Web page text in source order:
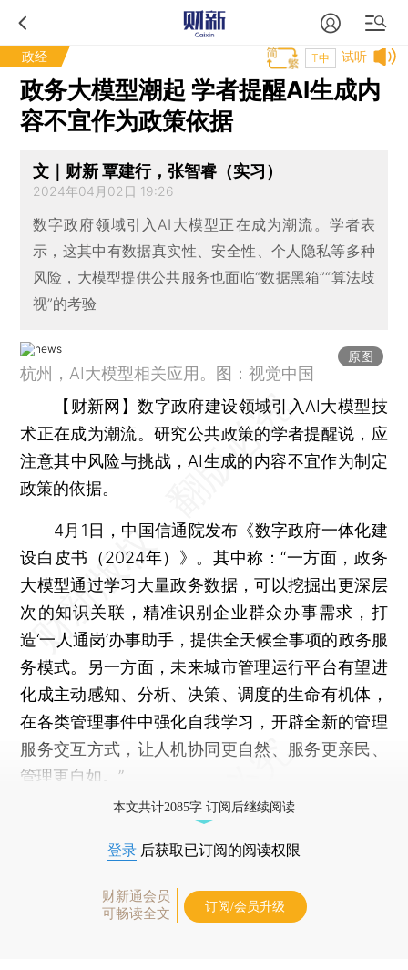
政经 试听
T中
政务大模型潮起 学者提醒AI生成内
容不宜作为政策依据
文｜财新 覃建行，张智睿（实习）
2024年04月02日 19:26
数字政府领域引入AI大模型正在成为潮流。学者表
示，这其中有数据真实性、安全性、个人隐私等多种
风险，大模型提供公共服务也面临“数据黑箱”“算法歧
视”的考验
原图
杭州，AI大模型相关应用。图：视觉中国
【财新网】数字政府建设领域引入AI大模型技
术正在成为潮流。研究公共政策的学者提醒说，应
注意其中风险与挑战，AI生成的内容不宜作为制定
政策的依据。
4月1日，中国信通院发布《数字政府一体化建
设白皮书（2024年）》。其中称：“一方面，政务
大模型通过学习大量政务数据，可以挖掘出更深层
次的知识关联，精准识别企业群众办事需求，打
造‘一人通岗’办事助手，提供全天候全事项的政务服
务模式。另一方面，未来城市管理运行平台有望进
化成主动感知、分析、决策、调度的生命有机体，
在各类管理事件中强化自我学习，开辟全新的管理
服务交互方式，让人机协同更自然、服务更亲民、
管理更自如。”
本文共计2085字 订阅后继续阅读
登录 后获取已订阅的阅读权限
财新通会员
可畅读全文
订阅/会员升级